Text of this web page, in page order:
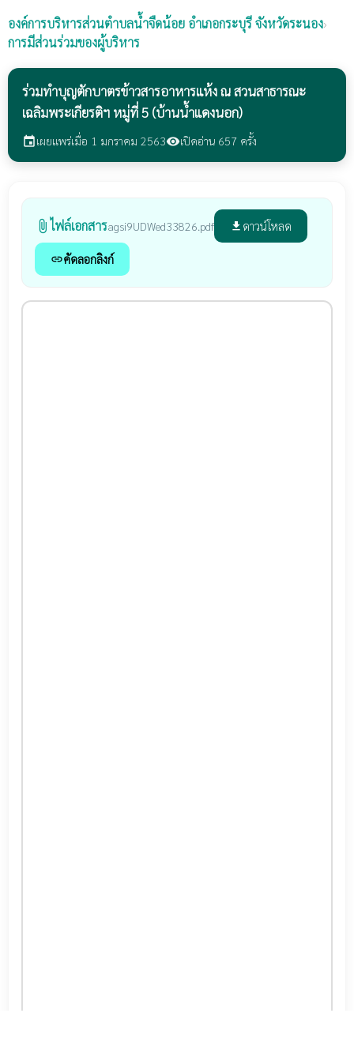
องค์การบริหารส่วนตำบลน้ำจืดน้อย อำเภอกระบุรี จังหวัดระนอง›
การมีส่วนร่วมของผู้บริหาร
ร่วมทำบุญตักบาตรข้าวสารอาหารแห้ง ณ สวนสาธารณะ
เฉลิมพระเกียรติฯ หมู่ที่ 5 (บ้านน้ำแดงนอก)
eventเผยแพร่เมื่อ 1 มกราคม 2563visibilityเปิดอ่าน 657 ครั้ง
attach_file ไฟล์เอกสารagsi9UDWed33826.pdf file_download ดาวน์โหลด
linkคัดลอกลิงก์